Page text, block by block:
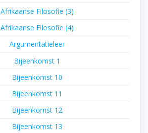
Afrikaanse Filosofie (3)
Afrikaanse Filosofie (4)
Argumentatieleer
Bijeenkomst 1
Bijeenkomst 10
Bijeenkomst 11
Bijeenkomst 12
Bijeenkomst 13